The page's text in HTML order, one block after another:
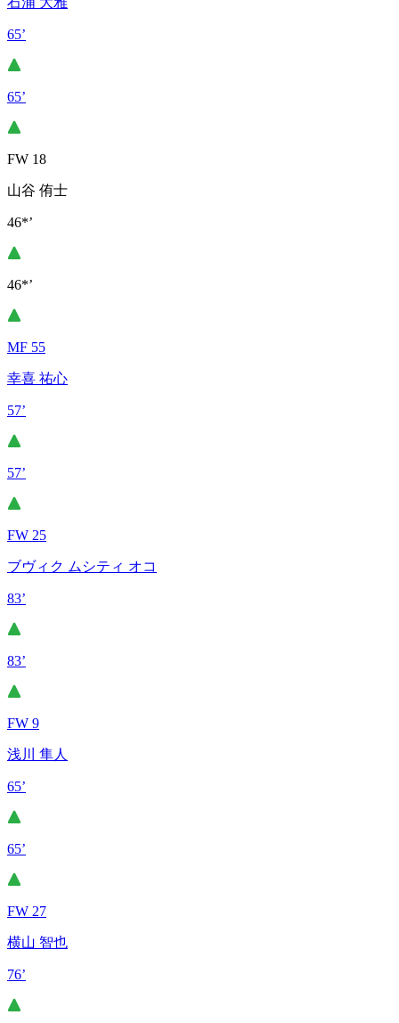
65’
65’
FW 18
山谷 侑士
46*’
46*’
MF 55
幸喜 祐心
57’
57’
FW 25
ブヴィク ムシティ オコ
83’
83’
FW 9
浅川 隼人
65’
65’
FW 27
横山 智也
76’